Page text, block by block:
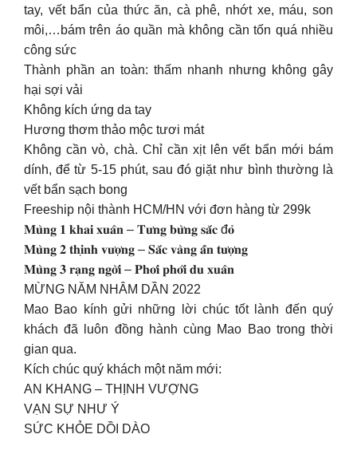
tay, vết bẩn của thức ăn, cà phê, nhớt xe, máu, son
môi,…bám trên áo quần mà không cần tốn quá nhiều
công sức
Thành phần an toàn: thấm nhanh nhưng không gây
hại sợi vải
Không kích ứng da tay
Hương thơm thảo mộc tươi mát
Không cần vò, chà. Chỉ cần xịt lên vết bẩn mới bám
dính, để từ 5-15 phút, sau đó giặt như bình thường là
vết bẩn sạch bong
Freeship nội thành HCM/HN với đơn hàng từ 299k
𝐌𝐮̀𝐧𝐠 𝟏 𝐤𝐡𝐚𝐢 𝐱𝐮𝐚̂𝐧 – 𝐓𝐮̛𝐧𝐠 𝐛𝐮̛̀𝐧𝐠 𝐬𝐚̆́𝐜 đ𝐨̉
𝐌𝐮̀𝐧𝐠 𝟐 𝐭𝐡𝐢̣𝐧𝐡 𝐯𝐮̛𝐨̛̣𝐧𝐠 – 𝐒𝐚̆́𝐜 𝐯𝐚̀𝐧𝐠 𝐚̂́𝐧 𝐭𝐮̛𝐨̛̣𝐧𝐠
𝐌𝐮̀𝐧𝐠 𝟑 𝐫𝐚̣𝐧𝐠 𝐧𝐠𝐨̛̀𝐢 – 𝐏𝐡𝐨̛𝐢 𝐩𝐡𝐨̛́𝐢 𝐝𝐮 𝐱𝐮𝐚̂𝐧
MỪNG NĂM NHÂM DẦN 2022
Mao Bao kính gửi những lời chúc tốt lành đến quý
khách đã luôn đồng hành cùng Mao Bao trong thời
gian qua.
Kích chúc quý khách một năm mới:
AN KHANG – THỊNH VƯỢNG
VẠN SỰ NHƯ Ý
SỨC KHỎE DỒI DÀO